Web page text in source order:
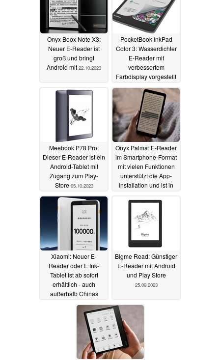
Onyx Boox Note X3:
Neuer E-Reader ist
groß und bringt
Android mit 22.10.2023
PocketBook InkPad
Color 3: Wasserdichter
E-Reader mit
verbessertem
Farbdisplay vorgestellt
17.10.2023
Meebook P78 Pro:
Dieser E-Reader ist ein
Android-Tablet mit
Zugang zum Play-
Store 05.10.2023
Onyx Palma: E-Reader
im Smartphone-Format
mit vielen Funktionen
unterstützt die App-
Installation und ist in
30.09.2023
Xiaomi: Neuer E-
Reader oder E Ink-
Tablet ist ab sofort
erhältlich - auch
außerhalb Chinas
28.09.2023
Bigme Read: Günstiger
E-Reader mit Android
und Play Store
25.09.2023